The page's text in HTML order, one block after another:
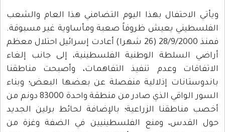
ويأتي الاحتفال بهذا اليوم التضامني هذا العام والشعب
الفلسطيني يعيش ظروفاً صعبة ومأساوية غير مسبوقة.
فمنذ 28/9/2000 (26 شهرا) أعادت إسرائيل احتلال معظم
أراضي السلطة الوطنية الفلسطينية، إلى جانب إلغاء
الاتفاقات وعدم تنفيذ التفاهمات، وأصبحت مناطقنا
باندوستانات إذلالية منفصلة عن بعضها البعض؛ وبناء
السور الواقي الذي صادر من منطقة واحدة 83000 دونم من
أخصب مناطقنا الزراعية؛ بالإضافة لحائط برلين الجديد
حول القدس، ومنع الفلسطينيين في الضفة وغزة من